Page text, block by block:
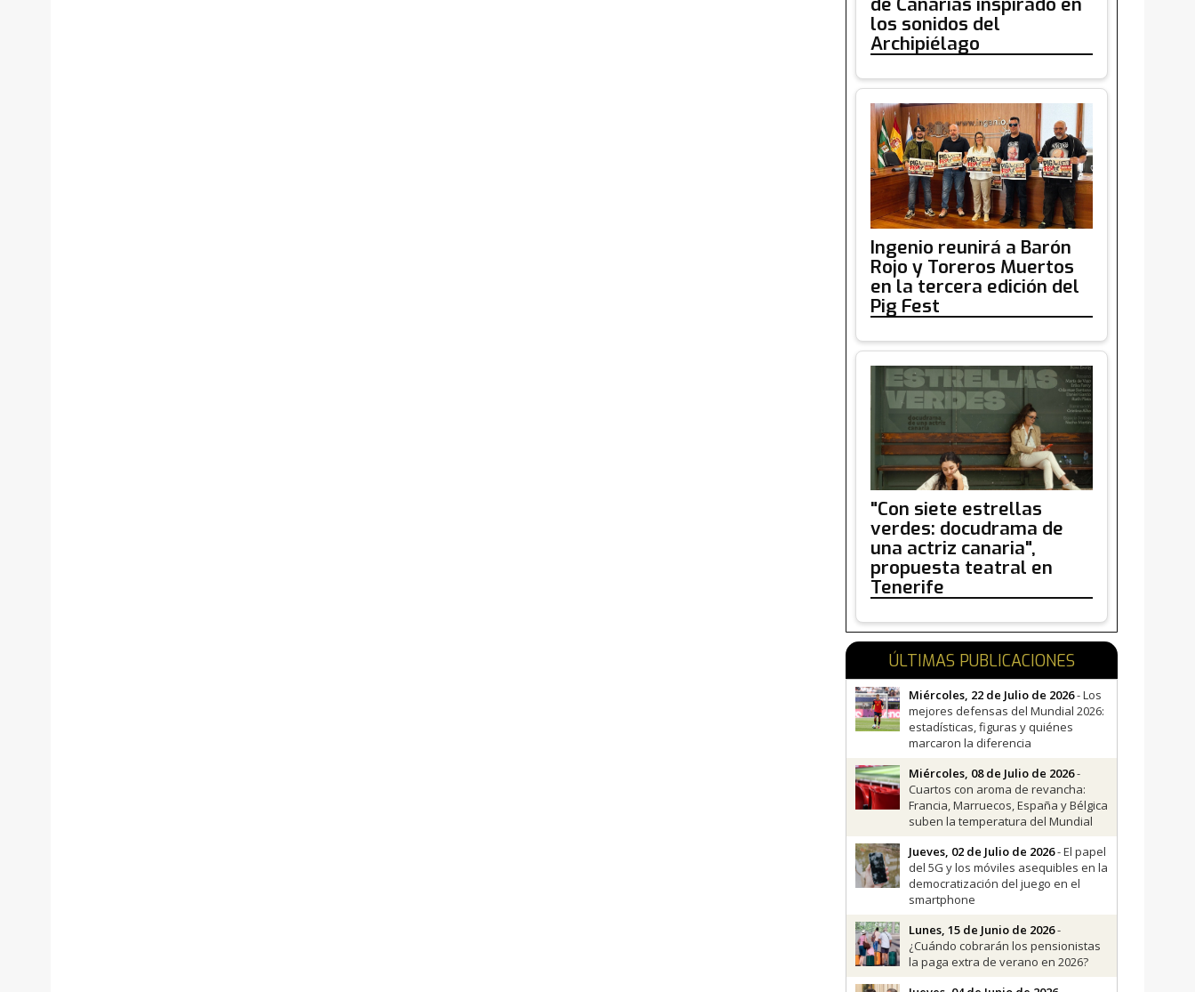
los sonidos del
Archipiélago
Ingenio reunirá a Barón
Rojo y Toreros Muertos
en la tercera edición del
Pig Fest
"Con siete estrellas
verdes: docudrama de
una actriz canaria",
propuesta teatral en
Tenerife
ÚLTIMAS PUBLICACIONES
Miércoles, 22 de Julio de 2026- Los
mejores defensas del Mundial 2026:
estadísticas, figuras y quiénes
marcaron la diferencia
Miércoles, 08 de Julio de 2026-
Cuartos con aroma de revancha:
Francia, Marruecos, España y Bélgica
suben la temperatura del Mundial
Jueves, 02 de Julio de 2026- El papel
del 5G y los móviles asequibles en la
democratización del juego en el
smartphone
Lunes, 15 de Junio de 2026-
¿Cuándo cobrarán los pensionistas
la paga extra de verano en 2026?